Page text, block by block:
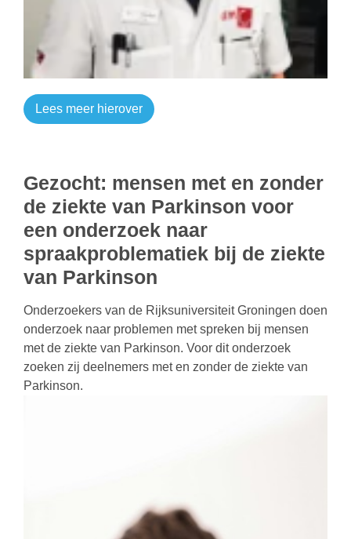
Lees meer hierover
Gezocht: mensen met en zonder
de ziekte van Parkinson voor
een onderzoek naar
spraakproblematiek bij de ziekte
van Parkinson
Onderzoekers van de Rijksuniversiteit Groningen doen
onderzoek naar problemen met spreken bij mensen
met de ziekte van Parkinson. Voor dit onderzoek
zoeken zij deelnemers met en zonder de ziekte van
Parkinson.